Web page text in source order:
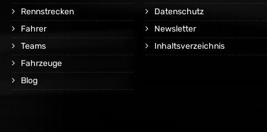
Rennstrecken
Fahrer
Teams
Fahrzeuge
Blog
Datenschutz
Newsletter
Inhaltsverzeichnis